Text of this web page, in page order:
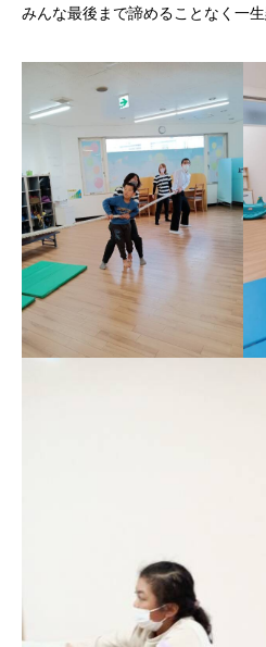
みんな最後まで諦めることなく一